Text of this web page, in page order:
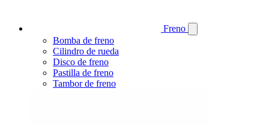
Freno
Bomba de freno
Cilindro de rueda
Disco de freno
Pastilla de freno
Tambor de freno